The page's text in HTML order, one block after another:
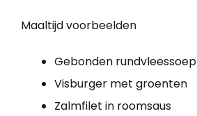
Maaltijd voorbeelden
Gebonden rundvleessoep
Visburger met groenten
Zalmfilet in roomsaus